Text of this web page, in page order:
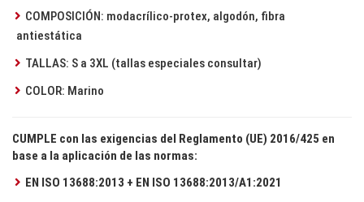
COMPOSICIÓN: modacrílico-protex, algodón, fibra
antiestática
TALLAS: S a 3XL (tallas especiales consultar)
COLOR: Marino
CUMPLE con las exigencias del Reglamento (UE) 2016/425 en
base a la aplicación de las normas:
EN ISO 13688:2013 + EN ISO 13688:2013/A1:2021